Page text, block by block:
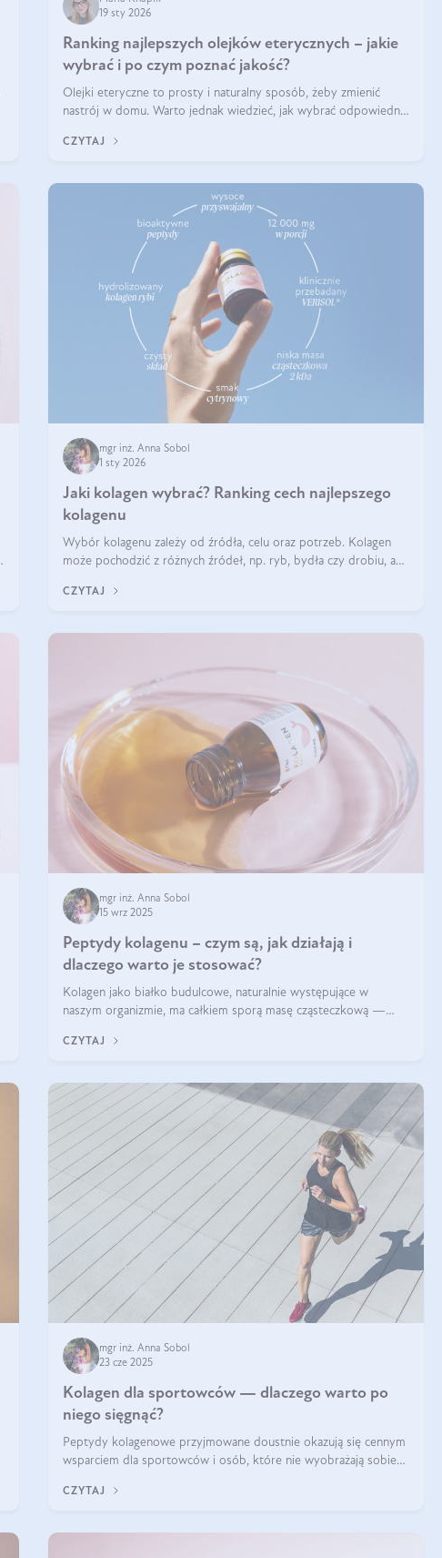
19 sty 2026
Ranking najlepszych olejków eterycznych – jakie
wybrać i po czym poznać jakość?
Olejki eteryczne to prosty i naturalny sposób, żeby zmienić
nastrój w domu. Warto jednak wiedzieć, jak wybrać odpowiednie
eteryczne są najlepsze? Poznaj najważniejsze kryteria wyboru!
CZYTAJ
mgr inż. Anna Sobol
1 sty 2026
Jaki kolagen wybrać? Ranking cech najlepszego
kolagenu
Wybór kolagenu zależy od źródła, celu oraz potrzeb. Kolagen
może pochodzić z różnych źródeł, np. ryb, bydła czy drobiu, a
sprawdza się kolagen rybi, a dla wspierania stawów — kolagen
CZYTAJ
mgr inż. Anna Sobol
15 wrz 2025
Peptydy kolagenu – czym są, jak działają i
dlaczego warto je stosować?
Kolagen jako białko budulcowe, naturalnie występujące w
naszym organizmie, ma całkiem sporą masę cząsteczkową —
formie, byłby trudno strawialny. Aby był lepiej przyswajalny i
CZYTAJ
mgr inż. Anna Sobol
23 cze 2025
Kolagen dla sportowców — dlaczego warto po
niego sięgnąć?
Peptydy kolagenowe przyjmowane doustnie okazują się cennym
wsparciem dla sportowców i osób, które nie wyobrażają sobie
CZYTAJ